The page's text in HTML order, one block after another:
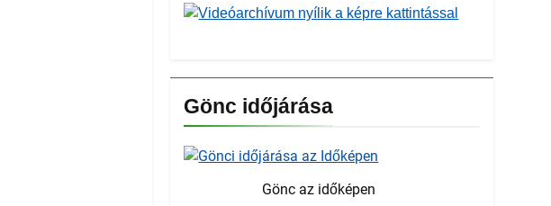
Gönc időjárása
Gönc az időképen